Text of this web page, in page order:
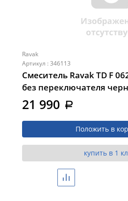
Ravak
Артикул : 346113
Смеситель Ravak TD F
без переключателя
21 990 a
Положить в
купить в 1
Сравнить